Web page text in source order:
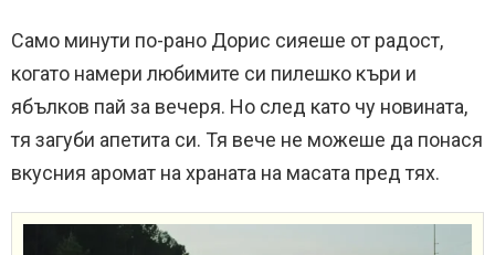
Само минути по-рано Дорис сияеше от радост,
когато намери любимите си пилешко къри и
ябълков пай за вечеря. Но след като чу новината,
тя загуби апетита си. Тя вече не можеше да понася
вкусния аромат на храната на масата пред тях.